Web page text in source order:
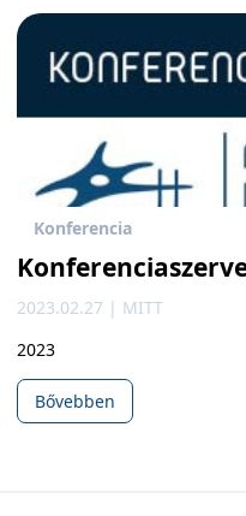
Konferencia
2023.02.27 | MITT
2023
Bővebben